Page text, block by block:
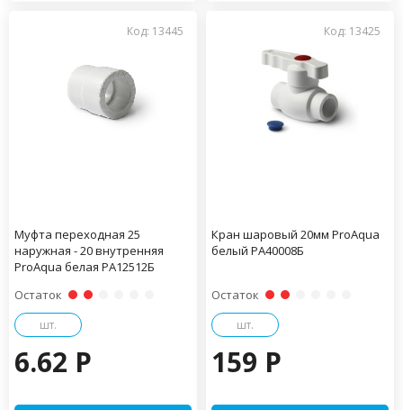
Код: 13445
Муфта переходная 25
наружная - 20 внутренняя
ProAqua белая PA12512Б
Остаток
шт.
6.62 P
Код: 13425
Кран шаровый 20мм ProAqua
белый PA40008Б
Остаток
шт.
159 P